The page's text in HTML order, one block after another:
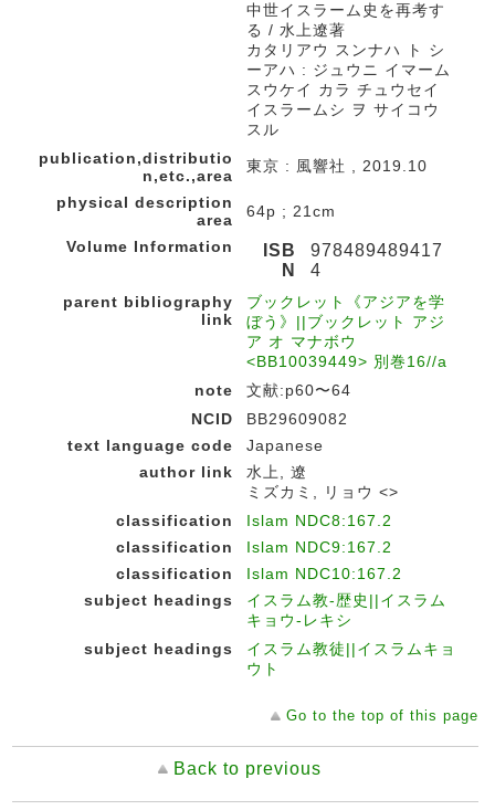
中世イスラーム史を再考す
る / 水上遼著
カタリアウ スンナハ ト シ
ーアハ : ジュウニ イマーム
スウケイ カラ チュウセイ
イスラームシ ヲ サイコウ
スル
publication,distributio
n,etc.,area
東京 : 風響社 , 2019.10
physical description
area
64p ; 21cm
Volume Information
ISB
N
978489489417
4
parent bibliography
link
ブックレット《アジアを学
ぼう》||ブックレット アジ
ア オ マナボウ
<BB10039449> 別巻16//a
note
文献:p60〜64
NCID
BB29609082
text language code
Japanese
author link
水上, 遼
ミズカミ, リョウ <>
classification
Islam NDC8:167.2
classification
Islam NDC9:167.2
classification
Islam NDC10:167.2
subject headings
イスラム教-歴史||イスラム
キョウ-レキシ
subject headings
イスラム教徒||イスラムキョ
ウト
Go to the top of this page
Back to previous